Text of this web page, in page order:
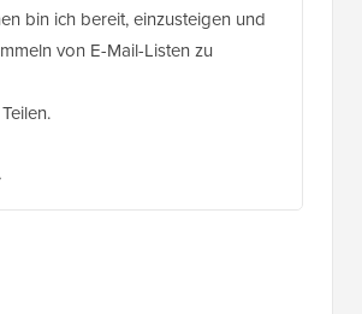
bin ich bereit, einzusteigen und
von E-Mail-Listen zu